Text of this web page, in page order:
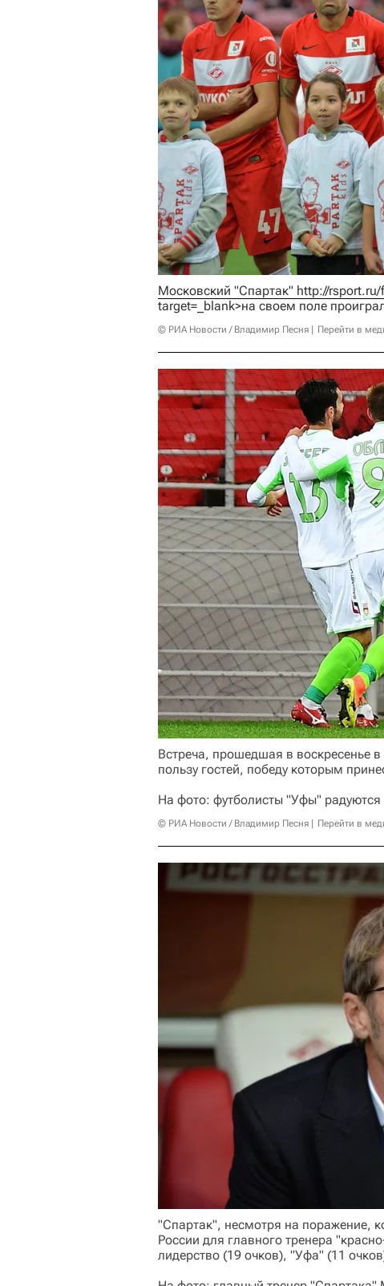
Московский "Спартак" http://
target=_blank>на своем поле
© РИА Новости / Владимир Песня Перейти в
Встреча, прошедшая в воскресенье
пользу гостей, победу которым
На фото: футболисты "Уфы" радуются
© РИА Новости / Владимир Песня Перейти в
"Спартак", несмотря на поражение,
России для главного тренера
лидерство (19 очков), "Уфа" (11